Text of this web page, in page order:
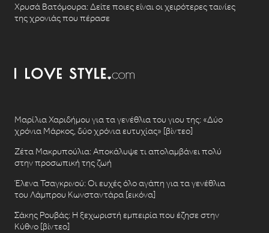
Χρυσά Βατόμουρα: Δείτε ποιες είναι οι χειρότερες ταινίες
της χρονιάς που πέρασε
Μαρίλια Χαριδήμου για τα γενέθλια του γιου της: «Δύο
χρόνια Μάρκος, δύο χρόνια ευτυχίας» [βίντεο]
Ζέτα Μακρυπούλια: Αποκάλυψε τι απολαμβάνει πολύ
στην προσωπική της ζωή
Έλενα Τσαγκρινού: Οι ευχές όλο αγάπη για τα γενέθλια
του Λάμπρου Κωνσταντάρα [εικόνα]
Σάκης Ρουβάς: Η ξεχωριστή εμπειρία που έζησε στην
Κύθνο [βίντεο]